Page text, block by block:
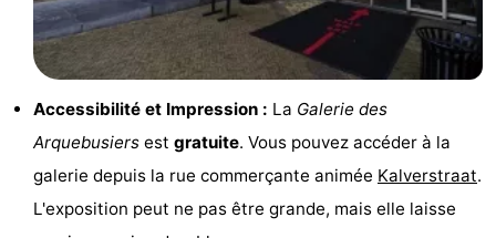
Boissons
Marchés
Grands
Magasins
Faire
du
vélo
Événements
Spécial
Accessibilité et Impression : La Galerie des
Arquebusiers est gratuite. Vous pouvez accéder à la
galerie depuis la rue commerçante animée Kalverstraat.
L'exposition peut ne pas être grande, mais elle laisse